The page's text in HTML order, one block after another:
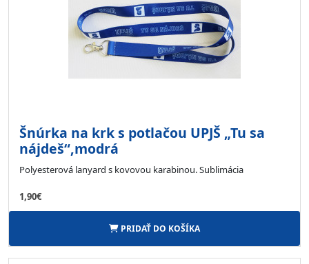
Šnúrka na krk s potlačou UPJŠ „Tu sa
nájdeš“,modrá
Polyesterová lanyard s kovovou karabinou. Sublimácia
1,90€
PRIDAŤ DO KOŠÍKA